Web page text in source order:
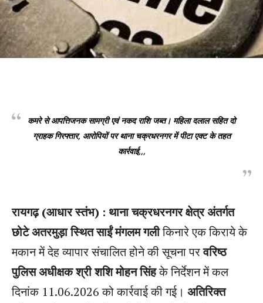
कमरे से आपत्तिजनक सामग्री एवं नकद राशि जब्त। महिला दलाल सहित दो
ग्राहक गिरफ्तार, आरोपियों पर थाना चक्रधरनगर में पीटा एक्ट के तहत
कार्रवाई,,,
रायगढ़ (आधार स्तंभ) : थाना चक्रधरनगर क्षेत्र अंतर्गत
छोटे अतरमुड़ा स्थित साईं मंगलम गलीकिनारे एक किराये के
मकान में देह व्यापार संचालित होने की सूचना परवरिष्ठ
पुलिस अधीक्षक श्री शशि मोहन सिंहके निर्देशन में कल
दिनांक 11.06.2026 को कार्रवाई की गई। अतिरिक्त